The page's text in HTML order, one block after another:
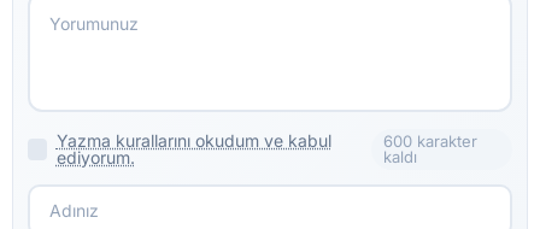
Yazma kurallarını okudum ve kabul
ediyorum.
600 karakter
kaldı